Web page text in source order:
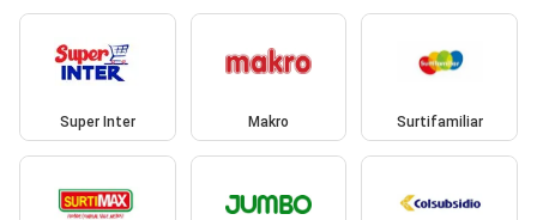
Super Inter Makro Surtifamiliar